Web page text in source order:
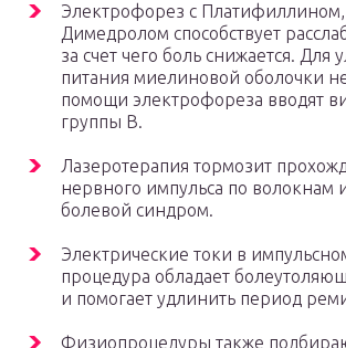
Электрофорез с
Димедролом способствует
за счет чего боль снижается. Для
питания миелиновой оболочки
помощи электрофореза вводят
группы В.
Лазеротерапия тормозит
нервного импульса по волокнам
болевой синдром.
Электрические токи в
процедура обладает
и помогает удлинить период
Физиопроцедуры также